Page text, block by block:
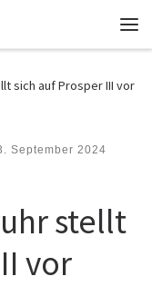
sich auf Prosper III vor
September 2024
stellt
vor